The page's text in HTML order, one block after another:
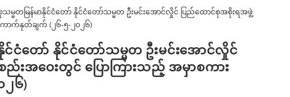
င်ငံတော် နိုင်ငံတော်သမ္မတ ဦးမင်းအောင်လှိုင်
းအဝေးတွင် ပြောကြားသည့် အမှာစကား
၆)